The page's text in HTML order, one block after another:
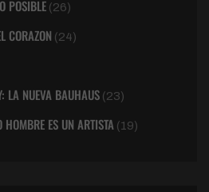
POSIBLE (26)
CORAZON (24)
LA NUEVA BAUHAUS (23)
HOMBRE ES UN ARTISTA (19)